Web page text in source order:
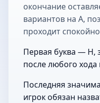
окончание
вариантов на А,
проходит
Первая буква — Н,
после любого хода
Последняя
игрок обязан